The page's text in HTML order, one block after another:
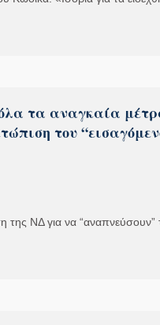
τα αναγκαία
του
της ΝΔ για να “αναπνεύσουν”